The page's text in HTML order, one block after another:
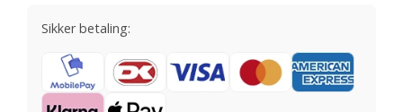
Sikker betaling: